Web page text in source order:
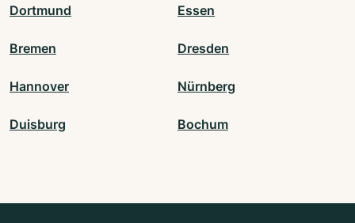
Dortmund Essen
Bremen Dresden
Hannover Nürnberg
Duisburg Bochum